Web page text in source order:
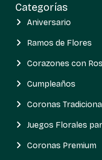
Categorías
Aniversario
Ramos de Flores
Corazones con
Cumpleaños
Coronas
Juegos Florales
Coronas Premium